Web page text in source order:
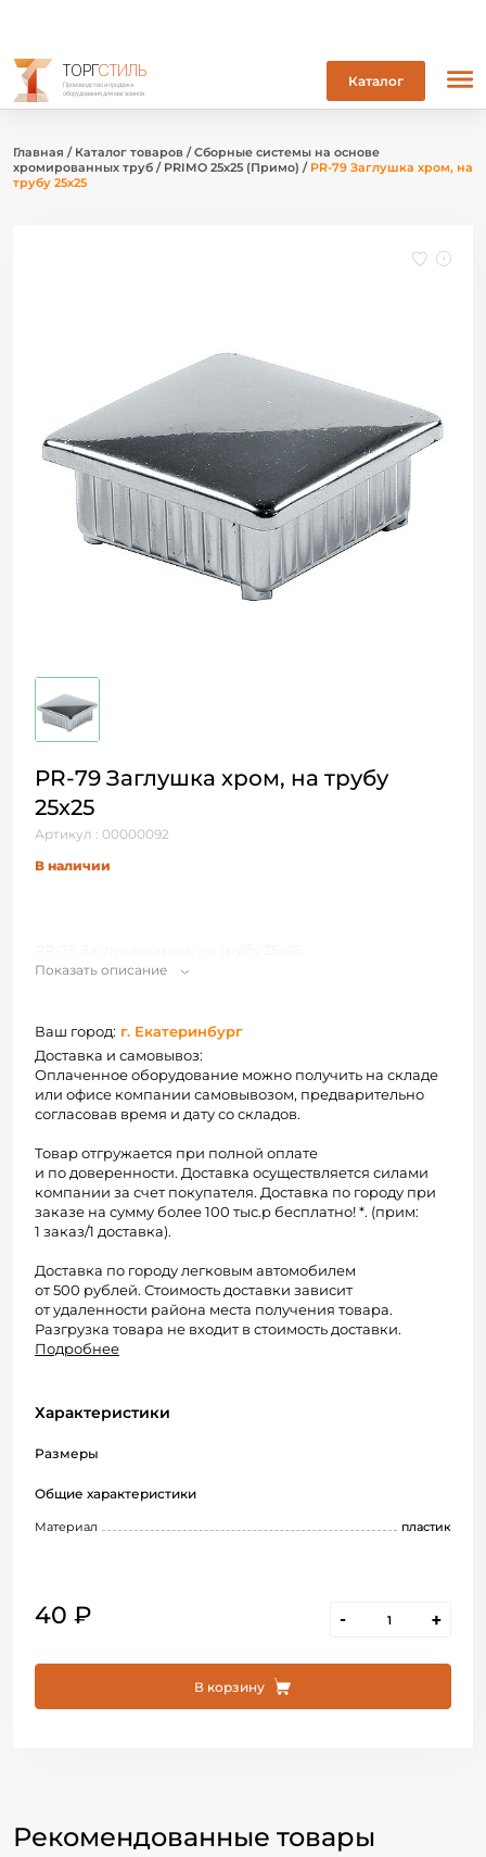
ТОРГСТИЛЬ
Производство и продажа
оборудования для магазинов
Каталог
Главная / Каталог товаров /Сборные системы на основе
хромированных труб / PRIMO 25х25 (Примо) / PR-79 Заглушка хром, на
трубу 25х25
PR-79 Заглушка хром, на трубу
25х25
Артикул : 00000092
В наличии
Показать описание
40 ₽ - +
В корзину
Ваш город: г. Екатеринбург
Доставка и самовывоз:
Оплаченное оборудование можно получить на складе
или офисе компании самовывозом, предварительно
согласовав время и дату со складов.
Товар отгружается при полной оплате
и по доверенности. Доставка осуществляется силами
компании за счет покупателя. Доставка по городу при
заказе на сумму более 100 тыс.р бесплатно! *. (прим:
1 заказ/1 доставка).
Доставка по городу легковым автомобилем
от 500 рублей. Стоимость доставки зависит
от удаленности района места получения товара.
Разгрузка товара не входит в стоимость доставки.
Подробнее
Характеристики
Размеры
Общие характеристики
Материал пластик
Рекомендованные товары